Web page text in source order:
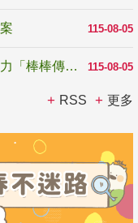
115-08-05
115-08-05
學校藝術嘉年華圓滿落幕，假日學校接力「棒棒傳美感」
RSS 更多